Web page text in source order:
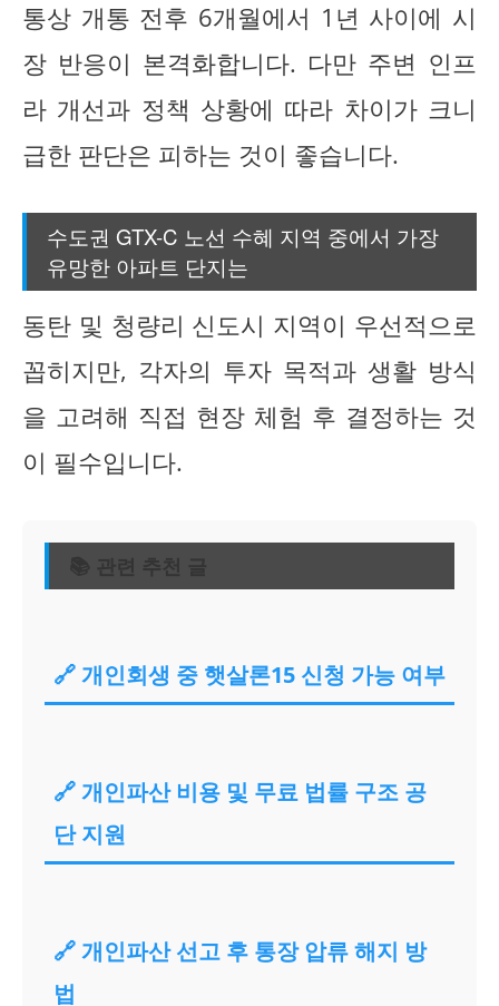
통상 개통 전후 6개월에서 1년 사이에 시
장 반응이 본격화합니다. 다만 주변 인프
라 개선과 정책 상황에 따라 차이가 크니
급한 판단은 피하는 것이 좋습니다.
수도권 GTX-C 노선 수혜 지역 중에서 가장
유망한 아파트 단지는
동탄 및 청량리 신도시 지역이 우선적으로
꼽히지만, 각자의 투자 목적과 생활 방식
을 고려해 직접 현장 체험 후 결정하는 것
이 필수입니다.
📚 관련 추천 글
🔗 개인회생 중 햇살론15 신청 가능 여부
🔗 개인파산 비용 및 무료 법률 구조 공
단 지원
🔗 개인파산 선고 후 통장 압류 해지 방
법